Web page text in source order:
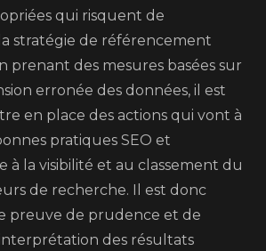
qui risquent de
stratégie de référencement
prenant des mesures basées sur
erronée des données, il est
en place des actions qui vont à
pratiques SEO et
à la visibilité et au classement du
de recherche. Il est donc
preuve de prudence et de
des résultats